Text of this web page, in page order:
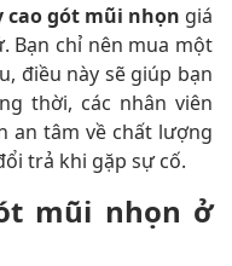
cao gót mũi nhọn giá
Bạn chỉ nên mua một
điều này sẽ giúp bạn
thời, các nhân viên
an tâm về chất lượng
trả khi gặp sự cố.
mũi nhọn ở